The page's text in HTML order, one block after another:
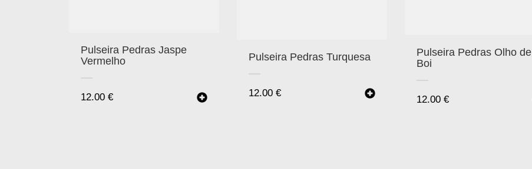
Pulseira Pedras Jaspe
Vermelho
12.00 €
Pulseira Pedras Turquesa
12.00 €
Pulseira Pedras Olho de
Boi
12.00 €